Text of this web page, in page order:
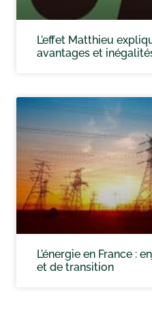
L’effet Matthieu
avantages et
L’énergie en France :
et de transition